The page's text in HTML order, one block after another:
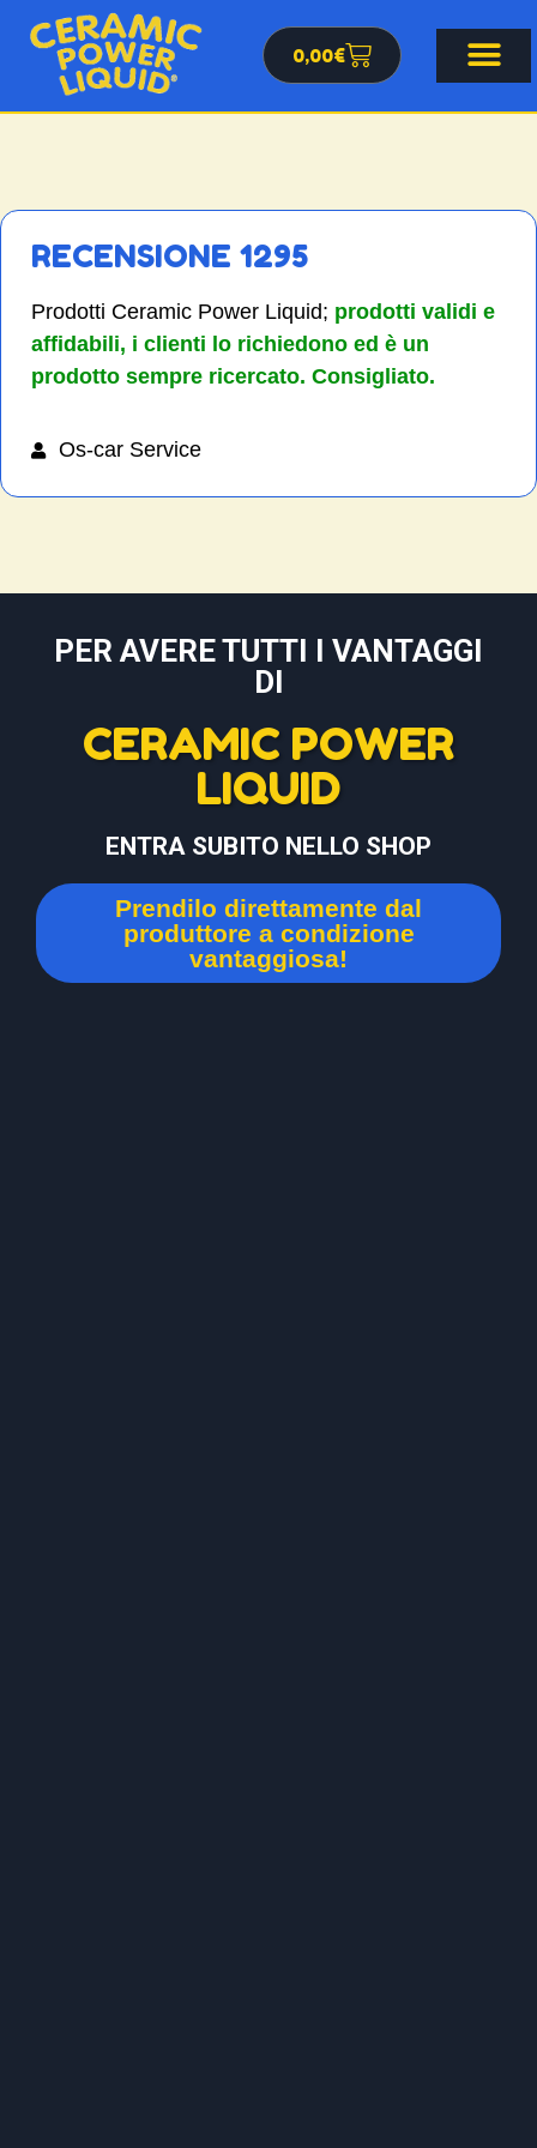
0,00€
RECENSIONE 1295
Prodotti Ceramic Power Liquid; prodotti validi e
affidabili, i clienti lo richiedono ed è un
prodotto sempre ricercato. Consigliato.
Os-car Service
PER AVERE TUTTI I VANTAGGI
DI
CERAMIC POWER
LIQUID
ENTRA SUBITO NELLO SHOP
Prendilo direttamente dal
produttore a condizione
vantaggiosa!